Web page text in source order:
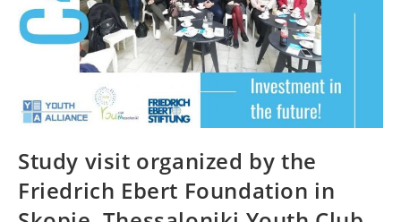
Study visit organized by the
Friedrich Ebert Foundation in